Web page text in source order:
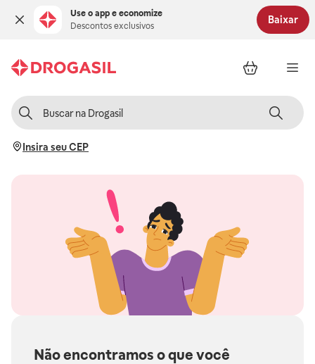
Use o app e economize
Descontos exclusivos
Baixar
Insira seu CEP
Não encontramos o que você